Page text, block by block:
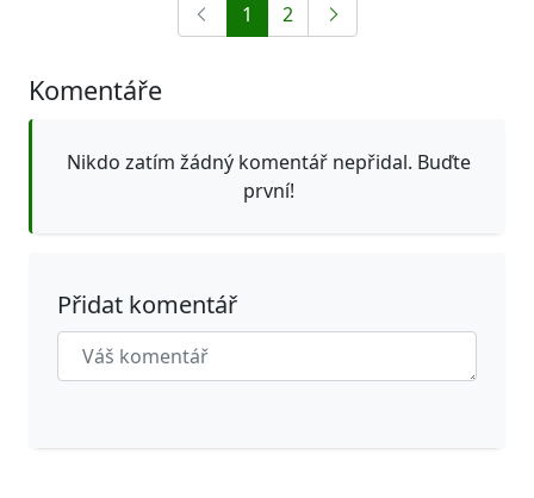
1 2
Komentáře
Nikdo zatím žádný komentář nepřidal. Buďte
první!
Přidat komentář